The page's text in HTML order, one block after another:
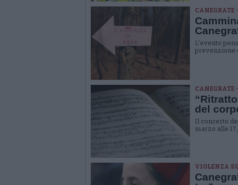
CANEGRATE
L’evento
prevenzione
CANEGRATE
del
Il concerto
marzo alle
VIOLENZA